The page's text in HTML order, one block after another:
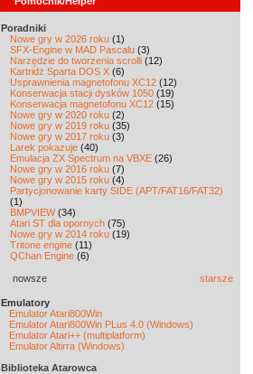
Poradniki
Nowe gry w 2026 roku (1)
SFX-Engine w MAD Pascalu (3)
Narzędzie do tworzenia scrolli (12)
Kartridż Sparta DOS X (6)
Usprawnienia magnetofonu XC12 (12)
Konserwacja stacji dysków 1050 (19)
Konserwacja magnetofonu XC12 (15)
Nowe gry w 2020 roku (2)
Nowe gry w 2019 roku (35)
Nowe gry w 2017 roku (3)
Larek pokazuje (40)
Emulacja ZX Spectrum na VBXE (26)
Nowe gry w 2016 roku (7)
Nowe gry w 2015 roku (4)
Partycjonowanie karty SIDE (APT/FAT16/FAT32)
(1)
BMPVIEW(34)
Atari ST dla opornych (75)
Nowe gry w 2014 roku (19)
Tritone engine (11)
QChan Engine (6)
nowsze starsze
Emulatory
Emulator Atari800Win
Emulator Atari800Win PLus 4.0 (Windows)
Emulator Atari++ (multiplatform)
Emulator Altirra (Windows)
Biblioteka Atarowca